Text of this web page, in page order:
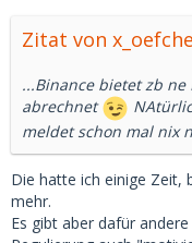
Zitat von
...Binance bietet zb
abrechnet
meldet schon mal nix
Die hatte ich einige Zeit,
mehr.
Es gibt aber dafür